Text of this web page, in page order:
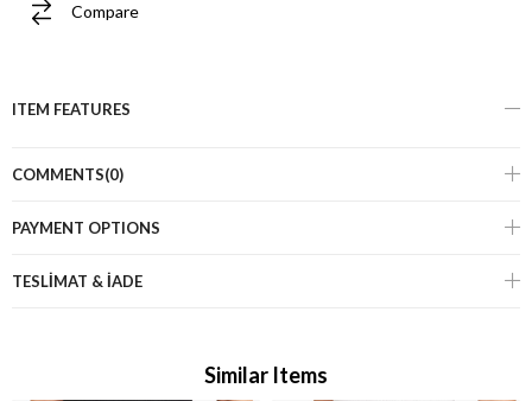
Compare
ITEM FEATURES
COMMENTS(0)
PAYMENT OPTIONS
TESLİMAT & İADE
Similar Items